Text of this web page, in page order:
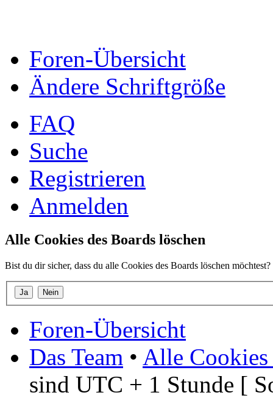
Foren-Übersicht
Ändere Schriftgröße
FAQ
Suche
Registrieren
Anmelden
Alle Cookies des Boards löschen
Bist du dir sicher, dass du alle Cookies des Boards löschen möchtest?
Foren-Übersicht
Das Team • Alle Cookies
sind UTC + 1 Stunde [